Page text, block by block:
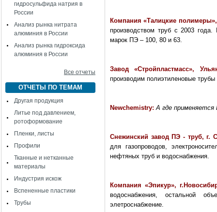
гидросульфида натрия в
России
Анализ рынка нитрата
алюминия в России
Анализ рынка гидроксида
алюминия в России
Все отчеты
ОТЧЕТЫ ПО ТЕМАМ
Другая продукция
Литье под давлением,
ротоформование
Пленки, листы
Профили
Тканные и нетканные
материалы
Индустрия искож
Вспененные пластики
Трубы
Компания «Талицкие
производством труб с 2003 года.
марок ПЭ – 100, 80 и 63.
Завод «Стройпластмасс»,
производим полиэтиленовые трубы
Newchemistry:А где применяется
Снежинский завод ПЭ - труб, г.
для газопроводов,
нефтяных труб и водоснабжения.
Компания «Эпикур»,
водоснабжения, остальной
элетроснабжение.